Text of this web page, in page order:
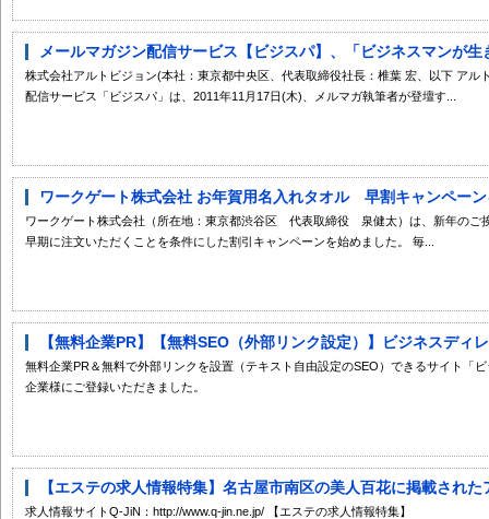
メールマガジン配信サービス【ビジスパ】、「ビジネスマンが生
株式会社アルトビジョン(本社：東京都中央区、代表取締役社長：椎葉 宏、以下 アル
配信サービス「ビジスパ」は、2011年11月17日(木)、メルマガ執筆者が登壇す...
ワークゲート株式会社 お年賀用名入れタオル 早割キャンペー
ワークゲート株式会社（所在地：東京都渋谷区 代表取締役 泉健太）は、新年のご
早期に注文いただくことを条件にした割引キャンペーンを始めました。 毎...
【無料企業PR】【無料SEO（外部リンク設定）】ビジネスディ
無料企業PR＆無料で外部リンクを設置（テキスト自由設定のSEO）できるサイト「
企業様にご登録いただきました。
【エステの求人情報特集】名古屋市南区の美人百花に掲載され
求人情報サイトQ-JiN：http://www.q-jin.ne.jp/ 【エステの求人情報特集】